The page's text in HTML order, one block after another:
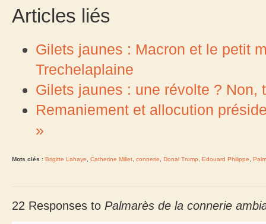
Articles liés
Gilets jaunes : Macron et le petit
Trechelaplaine
Gilets jaunes : une révolte ? Non,
Remaniement et allocution
»
Mots clés : Brigitte Lahaye Catherine Millet connerie Donal Trump Edouard Philippe
22 Responses to Palmarès de la connerie